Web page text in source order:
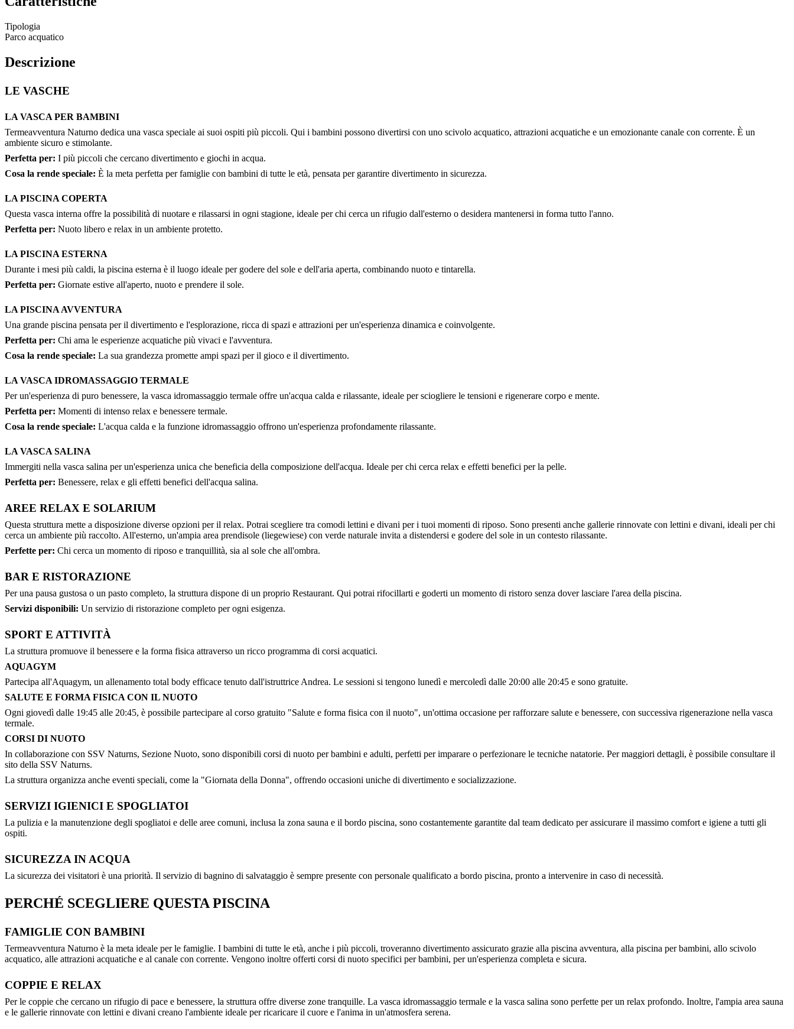
Tipologia
Parco acquatico
Descrizione
LE VASCHE
LA VASCA PER BAMBINI
Termeavventura Naturno dedica una vasca speciale ai suoi ospiti più piccoli. Qui i bambini possono divertirsi con uno scivolo acquatico, attrazioni acquatiche e un emozionante canale con corrente. È un
ambiente sicuro e stimolante.
Perfetta per: I più piccoli che cercano divertimento e giochi in acqua.
Cosa la rende speciale: È la meta perfetta per famiglie con bambini di tutte le età, pensata per garantire divertimento in sicurezza.
LA PISCINA COPERTA
Questa vasca interna offre la possibilità di nuotare e rilassarsi in ogni stagione, ideale per chi cerca un rifugio dall'esterno o desidera mantenersi in forma tutto l'anno.
Perfetta per: Nuoto libero e relax in un ambiente protetto.
LA PISCINA ESTERNA
Durante i mesi più caldi, la piscina esterna è il luogo ideale per godere del sole e dell'aria aperta, combinando nuoto e tintarella.
Perfetta per: Giornate estive all'aperto, nuoto e prendere il sole.
LA PISCINA AVVENTURA
Una grande piscina pensata per il divertimento e l'esplorazione, ricca di spazi e attrazioni per un'esperienza dinamica e coinvolgente.
Perfetta per: Chi ama le esperienze acquatiche più vivaci e l'avventura.
Cosa la rende speciale: La sua grandezza promette ampi spazi per il gioco e il divertimento.
LA VASCA IDROMASSAGGIO TERMALE
Per un'esperienza di puro benessere, la vasca idromassaggio termale offre un'acqua calda e rilassante, ideale per sciogliere le tensioni e rigenerare corpo e mente.
Perfetta per: Momenti di intenso relax e benessere termale.
Cosa la rende speciale: L'acqua calda e la funzione idromassaggio offrono un'esperienza profondamente rilassante.
LA VASCA SALINA
Immergiti nella vasca salina per un'esperienza unica che beneficia della composizione dell'acqua. Ideale per chi cerca relax e effetti benefici per la pelle.
Perfetta per: Benessere, relax e gli effetti benefici dell'acqua salina.
AREE RELAX E SOLARIUM
Questa struttura mette a disposizione diverse opzioni per il relax. Potrai scegliere tra comodi lettini e divani per i tuoi momenti di riposo. Sono presenti anche gallerie rinnovate con lettini e divani, ideali per chi
cerca un ambiente più raccolto. All'esterno, un'ampia area prendisole (liegewiese) con verde naturale invita a distendersi e godere del sole in un contesto rilassante.
Perfette per: Chi cerca un momento di riposo e tranquillità, sia al sole che all'ombra.
BAR E RISTORAZIONE
Per una pausa gustosa o un pasto completo, la struttura dispone di un proprio Restaurant. Qui potrai rifocillarti e goderti un momento di ristoro senza dover lasciare l'area della piscina.
Servizi disponibili: Un servizio di ristorazione completo per ogni esigenza.
SPORT E ATTIVITÀ
La struttura promuove il benessere e la forma fisica attraverso un ricco programma di corsi acquatici.
AQUAGYM
Partecipa all'Aquagym, un allenamento total body efficace tenuto dall'istruttrice Andrea. Le sessioni si tengono lunedì e mercoledì dalle 20:00 alle 20:45 e sono gratuite.
SALUTE E FORMA FISICA CON IL NUOTO
Ogni giovedì dalle 19:45 alle 20:45, è possibile partecipare al corso gratuito "Salute e forma fisica con il nuoto", un'ottima occasione per rafforzare salute e benessere, con successiva rigenerazione nella vasca
termale.
CORSI DI NUOTO
In collaborazione con SSV Naturns, Sezione Nuoto, sono disponibili corsi di nuoto per bambini e adulti, perfetti per imparare o perfezionare le tecniche natatorie. Per maggiori dettagli, è possibile consultare il
sito della SSV Naturns.
La struttura organizza anche eventi speciali, come la "Giornata della Donna", offrendo occasioni uniche di divertimento e socializzazione.
SERVIZI IGIENICI E SPOGLIATOI
La pulizia e la manutenzione degli spogliatoi e delle aree comuni, inclusa la zona sauna e il bordo piscina, sono costantemente garantite dal team dedicato per assicurare il massimo comfort e igiene a tutti gli
ospiti.
SICUREZZA IN ACQUA
La sicurezza dei visitatori è una priorità. Il servizio di bagnino di salvataggio è sempre presente con personale qualificato a bordo piscina, pronto a intervenire in caso di necessità.
PERCHÉ SCEGLIERE QUESTA PISCINA
FAMIGLIE CON BAMBINI
Termeavventura Naturno è la meta ideale per le famiglie. I bambini di tutte le età, anche i più piccoli, troveranno divertimento assicurato grazie alla piscina avventura, alla piscina per bambini, allo scivolo
acquatico, alle attrazioni acquatiche e al canale con corrente. Vengono inoltre offerti corsi di nuoto specifici per bambini, per un'esperienza completa e sicura.
COPPIE E RELAX
Per le coppie che cercano un rifugio di pace e benessere, la struttura offre diverse zone tranquille. La vasca idromassaggio termale e la vasca salina sono perfette per un relax profondo. Inoltre, l'ampia area sauna
e le gallerie rinnovate con lettini e divani creano l'ambiente ideale per ricaricare il cuore e l'anima in un'atmosfera serena.